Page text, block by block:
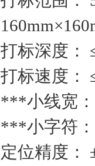
打标深度：
打标速度：
***小线宽：
***小字符：
定位精度：